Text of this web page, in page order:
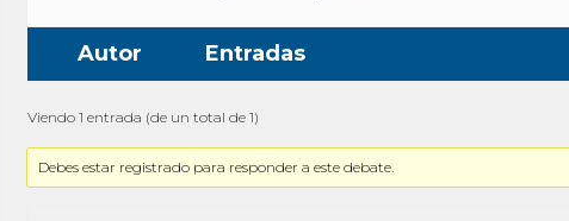
Autor Entradas
Viendo 1 entrada (de un total de 1)
Debes estar registrado para responder a este debate.